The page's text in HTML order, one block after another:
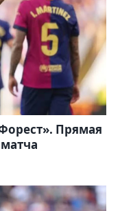
Прямая